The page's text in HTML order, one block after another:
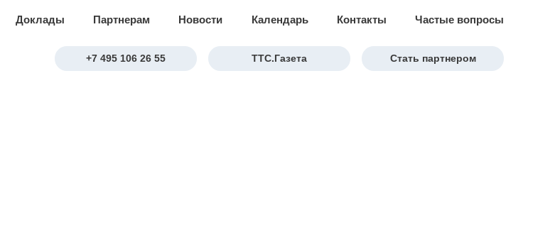
Стать партнером
ТТС.Газета
+7 495 106 26 55
Доклады Партнерам Новости Календарь Контакты Частые вопросы